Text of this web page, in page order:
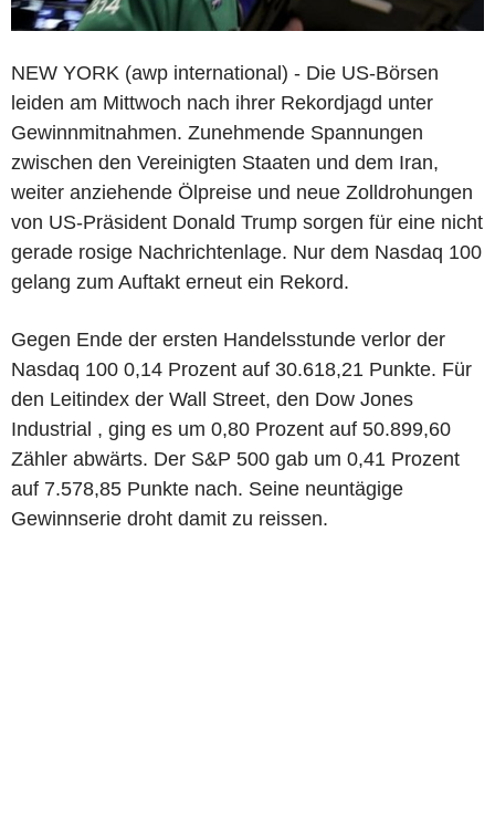
NEW YORK (awp international) - Die US-Börsen
leiden am Mittwoch nach ihrer Rekordjagd unter
Gewinnmitnahmen. Zunehmende Spannungen
zwischen den Vereinigten Staaten und dem Iran,
weiter anziehende Ölpreise und neue Zolldrohungen
von US-Präsident Donald Trump sorgen für eine nicht
gerade rosige Nachrichtenlage. Nur dem Nasdaq 100
gelang zum Auftakt erneut ein Rekord.
Gegen Ende der ersten Handelsstunde verlor der
Nasdaq 100 0,14 Prozent auf 30.618,21 Punkte. Für
den Leitindex der Wall Street, den Dow Jones
Industrial , ging es um 0,80 Prozent auf 50.899,60
Zähler abwärts. Der S&P 500 gab um 0,41 Prozent
auf 7.578,85 Punkte nach. Seine neuntägige
Gewinnserie droht damit zu reissen.